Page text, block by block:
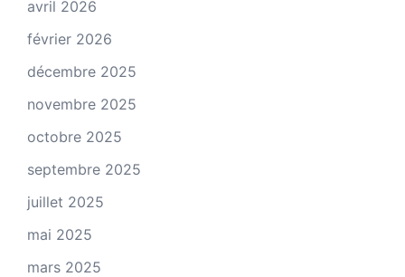
avril 2026
février 2026
décembre 2025
novembre 2025
octobre 2025
septembre 2025
juillet 2025
mai 2025
mars 2025